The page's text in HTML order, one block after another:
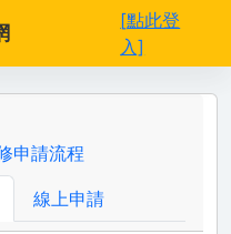
[點此登
入]
申請流程
線上申請